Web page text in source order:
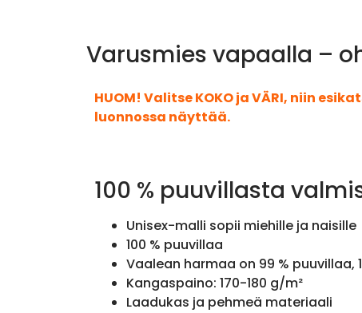
Varusmies vapaalla –
HUOM! Valitse KOKO ja VÄRI, niin
luonnossa näyttää.
100 % puuvillasta
Unisex-malli sopii miehille ja naisille
100 % puuvillaa
Vaalean harmaa on 99 % puuvillaa,
Kangaspaino: 170-180 g/m²
Laadukas ja pehmeä materiaali